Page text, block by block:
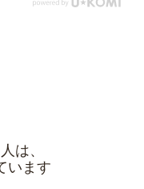
は、
います